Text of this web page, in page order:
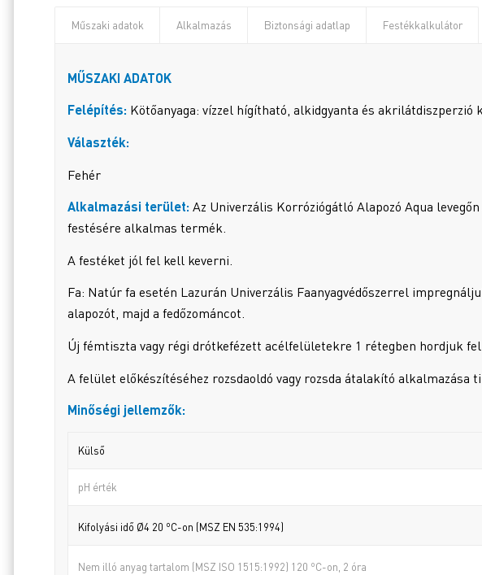
Műszaki adatok Alkalmazás Biztonsági adatlap Festékkalkulátor
MŰSZAKI ADATOK
Felépítés: Kötőanyaga: vízzel hígítható, alkidgyanta és
Választék:
Fehér
Alkalmazási terület: Az Univerzális Korróziógátló Alapozó Aqua
festésére alkalmas termék.
A festéket jól fel kell keverni.
Fa: Natúr fa esetén Lazurán Univerzális Faanyagvédőszerrel
alapozót, majd a fedőzománcot.
Új fémtiszta vagy régi drótkefézett acélfelületekre 1 rétegben hordjuk fel
A felület előkészítéséhez rozsdaoldó vagy rozsda átalakító alkalmazása
Minőségi jellemzők:
Külső
pH érték
Kifolyási idő Ø4 20 oC-on (MSZ EN 535:1994)
Nem illó anyag tartalom (MSZ ISO 1515:1992) 120 oC-on, 2 óra